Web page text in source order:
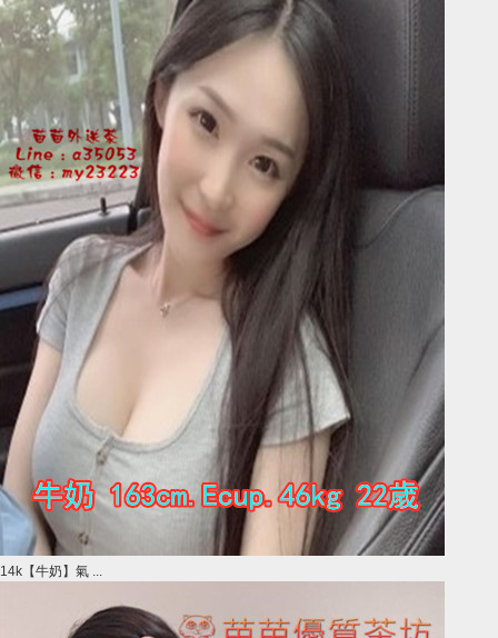
14k【牛奶】氣 ...